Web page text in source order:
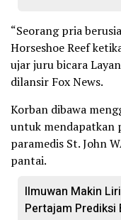
“Seorang pria
Horseshoe Reef
ujar juru bicara
dilansir Fox News.
Korban dibawa
untuk mendapatkan
paramedis St. John
pantai.
Ilmuwan Makin
Pertajam Prediksi